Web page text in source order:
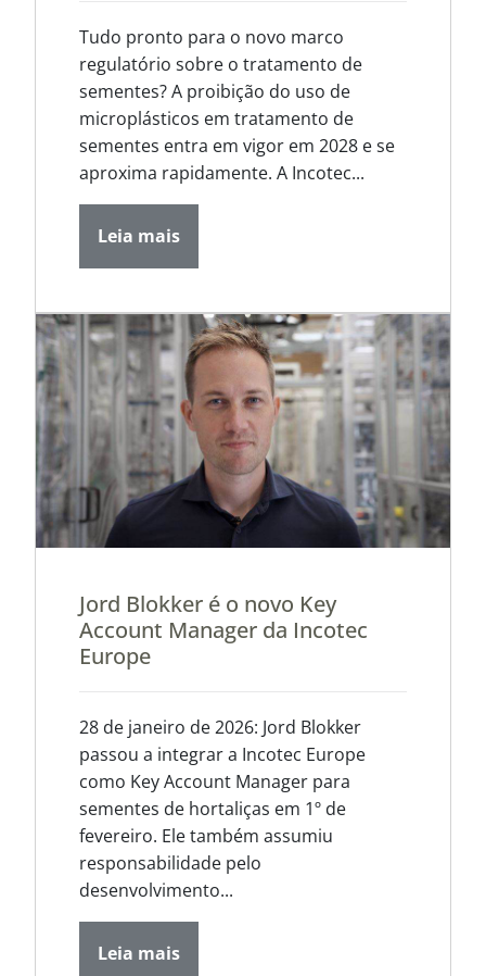
Tudo pronto para o novo marco
regulatório sobre o tratamento de
sementes? A proibição do uso de
microplásticos em tratamento de
sementes entra em vigor em 2028 e se
aproxima rapidamente. A Incotec...
Leia mais
Jord Blokker é o novo Key
Account Manager da Incotec
Europe
28 de janeiro de 2026: Jord Blokker
passou a integrar a Incotec Europe
como Key Account Manager para
sementes de hortaliças em 1º de
fevereiro. Ele também assumiu
responsabilidade pelo
desenvolvimento...
Leia mais